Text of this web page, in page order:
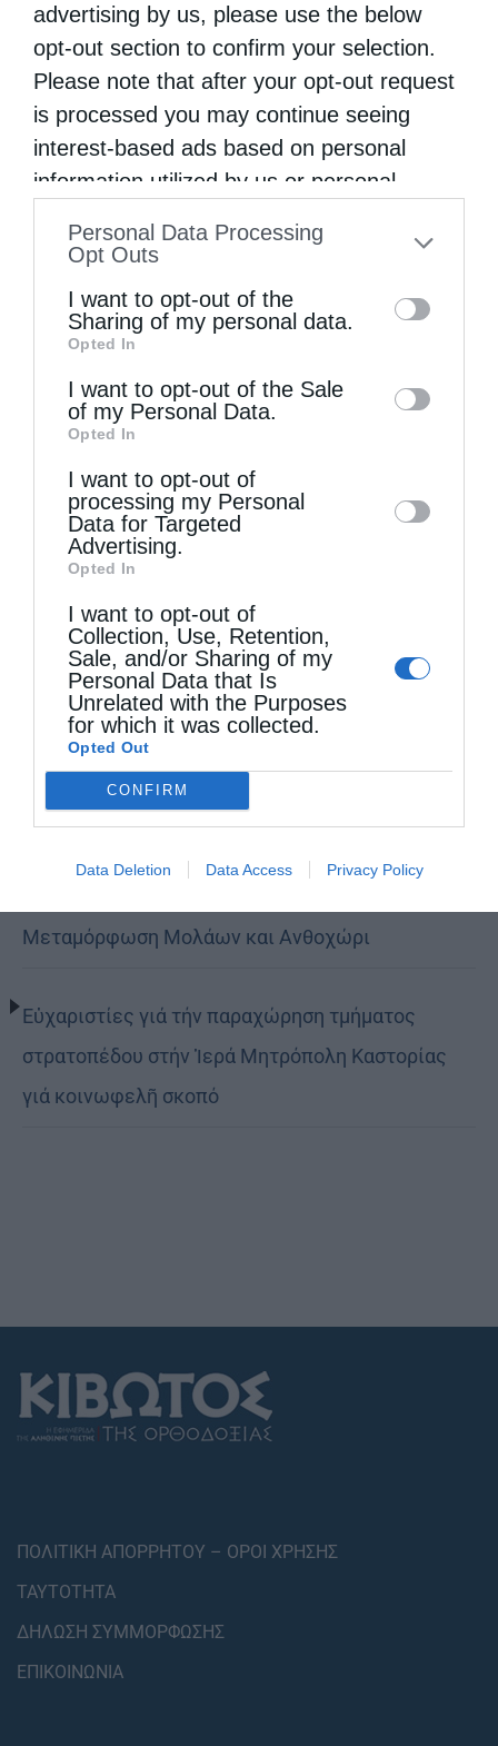
advertising by us, please use the below
opt-out section to confirm your selection.
Please note that after your opt-out request
is processed you may continue seeing
interest-based ads based on personal
information utilized by us or personal
to your opt-out. You may separately opt-out
information by third parties on the IAB’s list
of downstream participants. This
information may also be disclosed by us to
third parties on theIAB’s List of
Downstream Participants
disclose it to other third parties.
Personal Data Processing
Opt Outs
I want to opt-out of the
Sharing of my personal data.
Opted In
I want to opt-out of the Sale
of my Personal Data.
Opted In
I want to opt-out of
processing my Personal
Data for Targeted
Advertising.
Opted In
I want to opt-out of
Collection, Use, Retention,
Sale, and/or Sharing of my
Personal Data that Is
Unrelated with the Purposes
for which it was collected.
Opted Out
CONFIRM
Data Deletion Data Access Privacy Policy
Τελευταία άρθρα
Σταυρό με δωρεά επιχειρησιακού εξοπλισμού για
την αντιμετώπιση των καταστροφικών
πυρκαγιών
Η “Κιβωτός της Ορθοδοξίας” σε όλα τα περίπτερα
Δημητριάδος Ιγνάτιος: «Η Παναγία μας δείχνει
τον δρόμο της ταπείνωσης και της σιωπής»
(ΦΩΤΟ)
Μεταμόρφωση Μολάων και Ανθοχώρι
Εὐχαριστίες γιά τήν παραχώρηση τμήματος
στρατοπέδου στήν Ἱερά Μητρόπολη Καστορίας
γιά κοινωφελῆ σκοπό
ΠΟΛΙΤΙΚΗ ΑΠΟΡΡΗΤΟΥ – ΟΡΟΙ ΧΡΗΣΗΣ
ΤΑΥΤΟΤΗΤΑ
ΔΗΛΩΣΗ ΣΥΜΜΟΡΦΩΣΗΣ
ΕΠΙΚΟΙΝΩΝΙΑ